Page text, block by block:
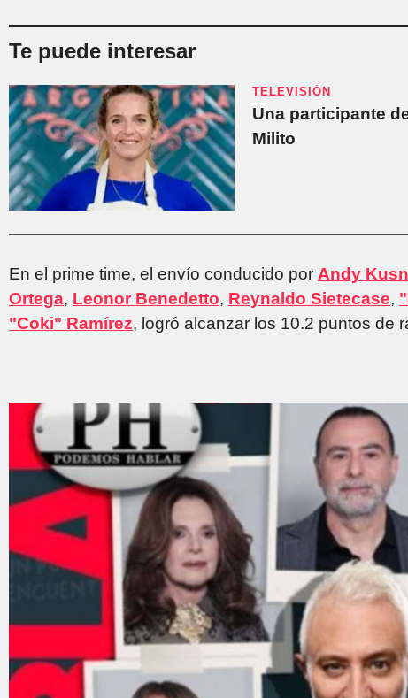
Te puede interesar
TELEVISIÓN
Una participante
Milito
En el prime time, el envío conducido por Andy
Ortega, Leonor Benedetto, Reynaldo Sietecase,
"Coki" Ramírez, logró alcanzar los 10.2 puntos de